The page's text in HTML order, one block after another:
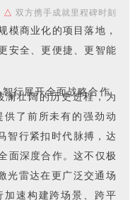
△ 双方携手成就里程碑时刻
模商业化的项目落地，
安全、更便捷、更智能
壮阔的历史进程，为
了前所未有的强劲动
智行紧扣时代脉搏，达
面深度合作。这不仅极
光雷达在更广泛交通场
加速构建跨场景、跨平